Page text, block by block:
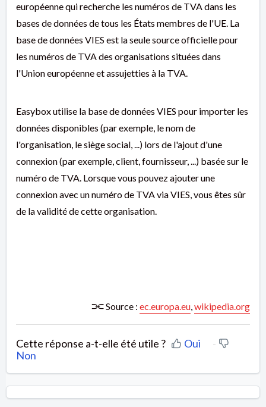
européenne qui recherche les numéros de TVA dans les
bases de données de tous les États membres de l'UE. La
base de données VIES est la seule source officielle pour
les numéros de TVA des organisations situées dans
l'Union européenne et assujetties à la TVA.
Easybox utilise la base de données VIES pour importer les
données disponibles (par exemple, le nom de
l'organisation, le siège social, ...) lors de l'ajout d'une
connexion (par exemple, client, fournisseur, ...) basée sur le
numéro de TVA. Lorsque vous pouvez ajouter une
connexion avec un numéro de TVA via VIES, vous êtes sûr
de la validité de cette organisation.
⫘ Source : ec.europa.eu,wikipedia.org
Cette réponse a-t-elle été utile ?
Oui
Non